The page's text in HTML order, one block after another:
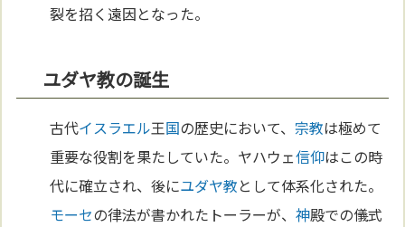
裂を招く遠因となった。
ユダヤ教の誕生
古代イスラエル王国の歴史において、 宗教は極めて
重要な役割を果たしていた。ヤハウェ信仰はこの時
代に確立され、後にユダヤ教として体系化された。
モーセの律法が書かれたトーラーが、神殿での儀式